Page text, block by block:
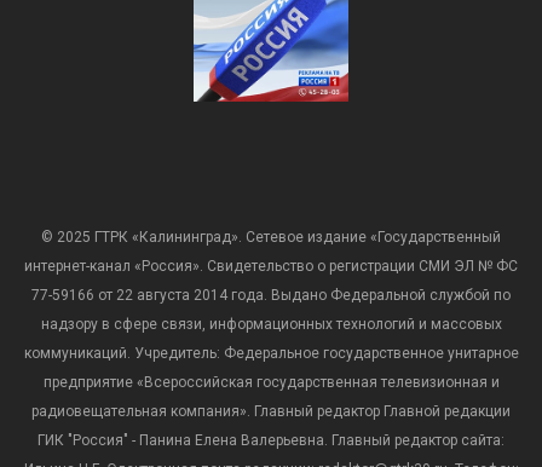
© 2025 ГТРК «Калининград». Сетевое издание «Государственный
интернет-канал «Россия». Свидетельство о регистрации СМИ ЭЛ № ФС
77-59166 от 22 августа 2014 года. Выдано Федеральной службой по
надзору в сфере связи, информационных технологий и массовых
коммуникаций. Учредитель: Федеральное государственное унитарное
предприятие «Всероссийская государственная телевизионная и
радиовещательная компания». Главный редактор Главной редакции
ГИК "Россия" - Панина Елена Валерьевна. Главный редактор сайта: